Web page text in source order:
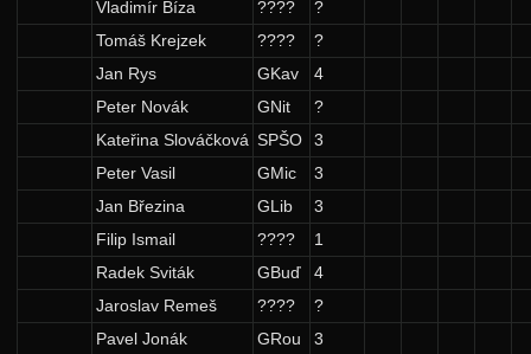
Vladimír Bíza
????
?
Tomáš Krejzek
????
?
Jan Rys
GKav
4
Peter Novák
GNit
?
Kateřina Slováčková SPŠO
3
Peter Vasil
GMic
3
Jan Březina
GLib
3
Filip Ismail
????
1
Radek Sviták
GBuď
4
Jaroslav Remeš
????
?
Pavel Jonák
GRou 3